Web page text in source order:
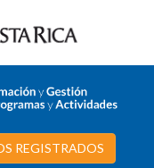
REGISTRADOS